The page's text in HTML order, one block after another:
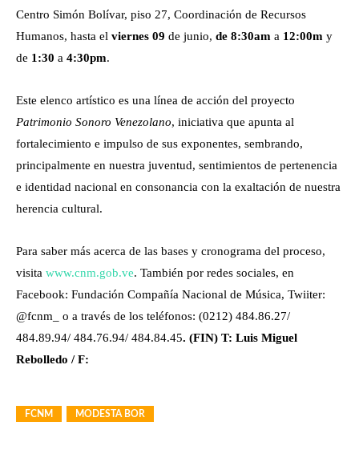
Centro Simón Bolívar, piso 27, Coordinación de Recursos
Humanos, hasta el viernes 09 de junio, de 8:30am a 12:00m y
de 1:30 a 4:30pm.
Este elenco artístico es una línea de acción del proyecto
Patrimonio Sonoro Venezolano, iniciativa que apunta al
fortalecimiento e impulso de sus exponentes, sembrando,
principalmente en nuestra juventud, sentimientos de pertenencia
e identidad nacional en consonancia con la exaltación de nuestra
herencia cultural.
Para saber más acerca de las bases y cronograma del proceso,
visita www.cnm.gob.ve. También por redes sociales, en
Facebook: Fundación Compañía Nacional de Música, Twiiter:
@fcnm_ o a través de los teléfonos: (0212) 484.86.27/
484.89.94/ 484.76.94/ 484.84.45. (FIN) T: Luis Miguel
Rebolledo / F:
FCNM MODESTA BOR